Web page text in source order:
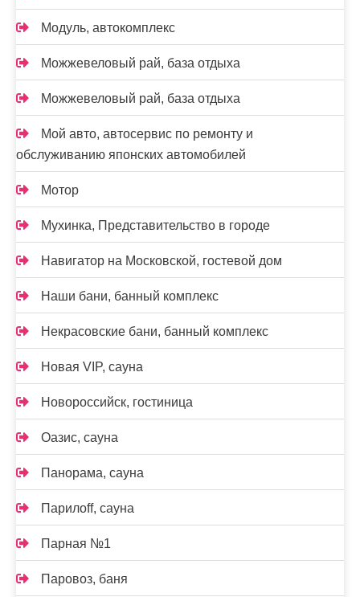
Модуль, автокомплекс
Можжевеловый рай, база отдыха
Можжевеловый рай, база отдыха
Мой авто, автосервис по ремонту и
обслуживанию японских автомобилей
Мотор
Мухинка, Представительство в городе
Навигатор на Московской, гостевой дом
Наши бани, банный комплекс
Некрасовские бани, банный комплекс
Новая VIP, сауна
Новороссийск, гостиница
Оазис, сауна
Панорама, сауна
Парилоff, сауна
Парная №1
Паровоз, баня